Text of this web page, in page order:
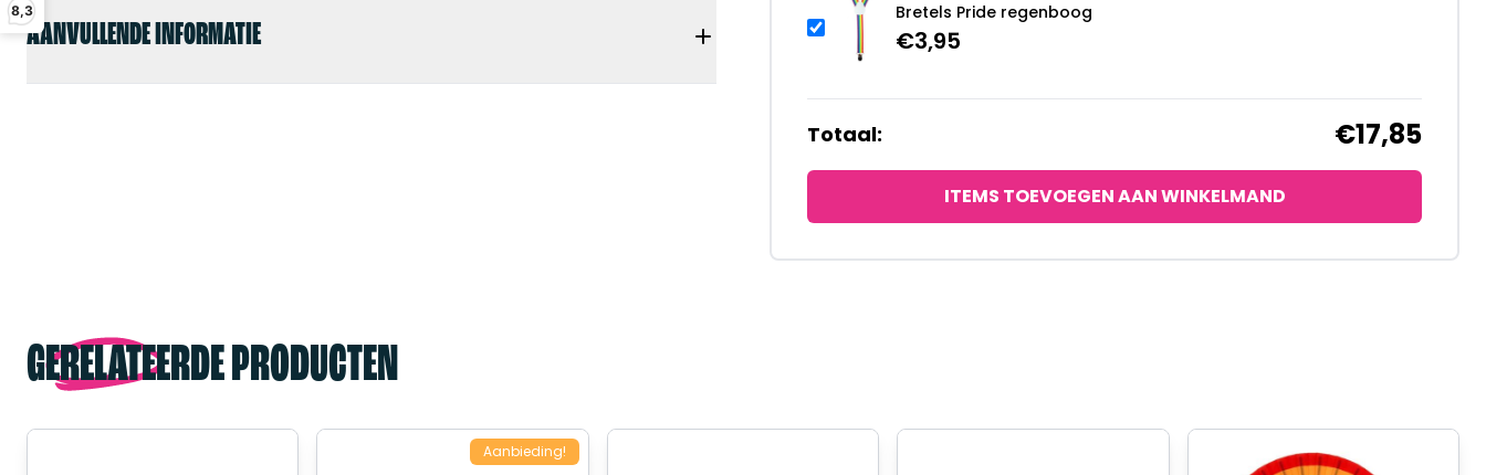
8,3
AANVULLENDE INFORMATIE
Bretels Pride regenboog
€3,95
Totaal: €17,85
ITEMS TOEVOEGEN AAN WINKELMAND
GERELATEERDE PRODUCTEN
Aanbieding!